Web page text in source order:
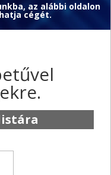
az alábbi oldalon
cégét.